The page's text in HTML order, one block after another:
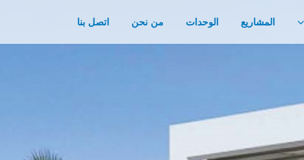
المشاريع الوحدات من نحن اتصل بنا